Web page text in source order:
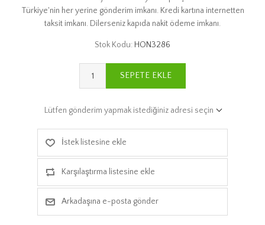
Türkiye'nin her yerine gönderim imkanı. Kredi kartına internetten
taksit imkanı. Dilerseniz kapıda nakit ödeme imkanı.
Stok Kodu: HON3286
SEPETE EKLE
Lütfen gönderim yapmak istediğiniz adresi seçin
İstek listesine ekle
Karşılaştırma listesine ekle
Arkadaşına e-posta gönder